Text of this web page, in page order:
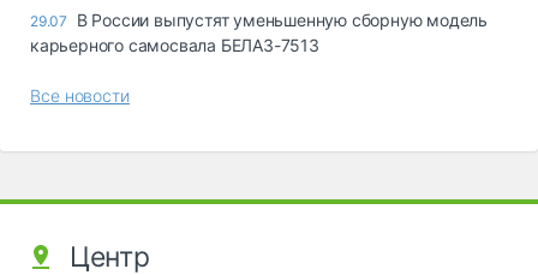
29.07
В России выпустят уменьшенную сборную модель
карьерного самосвала БЕЛАЗ-7513
Все новости
Центр